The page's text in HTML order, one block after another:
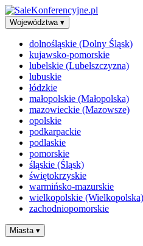
Województwa ▾
dolnośląskie (Dolny Śląsk)
kujawsko-pomorskie
lubelskie (Lubelszczyzna)
lubuskie
łódzkie
małopolskie (Małopolska)
mazowieckie (Mazowsze)
opolskie
podkarpackie
podlaskie
pomorskie
śląskie (Śląsk)
świętokrzyskie
warmińsko-mazurskie
wielkopolskie (Wielkopolska)
zachodniopomorskie
Miasta ▾